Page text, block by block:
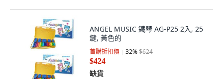
ANGEL MUSIC 鐵琴 AG-P25 2入, 25
鍵, 黃色的
首購折扣價 32%$624
$424
缺貨